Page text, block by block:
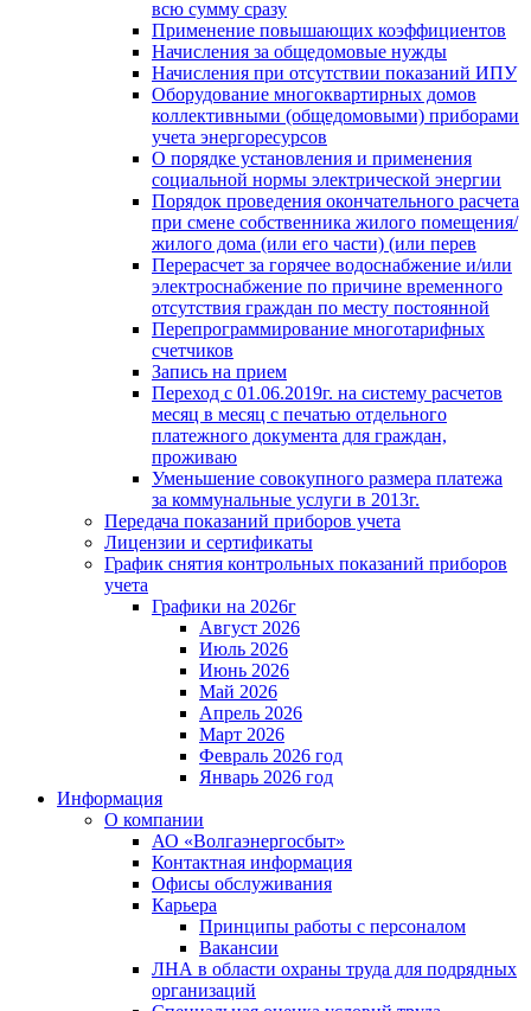
всю сумму сразу
Применение повышающих коэффициентов
Начисления за общедомовые нужды
Начисления при отсутствии показаний ИПУ
Оборудование многоквартирных домов
коллективными (общедомовыми) приборами
учета энергоресурсов
О порядке установления и применения
социальной нормы электрической энергии
Порядок проведения окончательного расчета
при смене собственника жилого помещения/
жилого дома (или его части) (или перев
Перерасчет за горячее водоснабжение и/или
электроснабжение по причине временного
отсутствия граждан по месту постоянной
Перепрограммирование многотарифных
счетчиков
Запись на прием
Переход с 01.06.2019г. на систему расчетов
месяц в месяц с печатью отдельного
платежного документа для граждан,
проживаю
Уменьшение совокупного размера платежа
за коммунальные услуги в 2013г.
Передача показаний приборов учета
Лицензии и сертификаты
График снятия контрольных показаний приборов
учета
Графики на 2026г
Август 2026
Июль 2026
Июнь 2026
Май 2026
Апрель 2026
Март 2026
Февраль 2026 год
Январь 2026 год
Информация
О компании
АО «Волгаэнергосбыт»
Контактная информация
Офисы обслуживания
Карьера
Принципы работы с персоналом
Вакансии
ЛНА в области охраны труда для подрядных
организаций